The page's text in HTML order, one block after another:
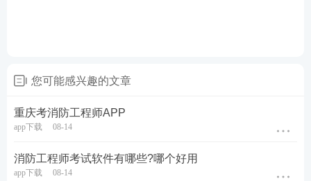
您可能感兴趣的文章
重庆考消防工程师APP
app下载 08-14
消防工程师考试软件有哪些?哪个好用
app下载 08-14